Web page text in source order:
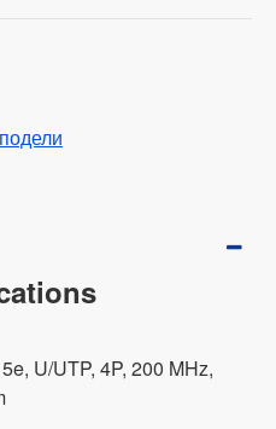
U/UTP, 4P, 200 MHz,